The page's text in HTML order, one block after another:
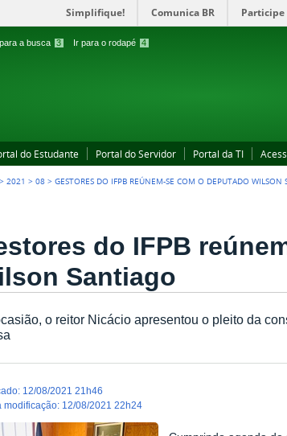
Simplifique! Comunica BR Participe
a busca 3 Ir para o rodapé 4
do Estudante Portal do Servidor Portal da TI
>2021 >08 >GESTORES DO IFPB REÚNEM-SE COM O DEPUTADO WILSON
do IFPB
Santiago
o reitor Nicácio apresentou o pleito da
: 12/08/2021 21h46
modificação: 12/08/2021 22h24